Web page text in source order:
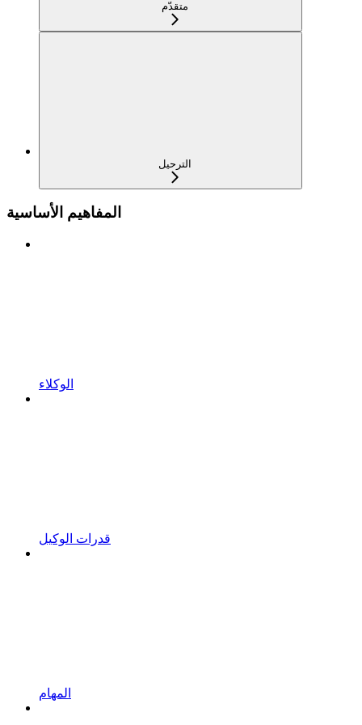
متقدّم
الترحيل
المفاهيم الأساسية
الوكلاء
قدرات الوكيل
المهام